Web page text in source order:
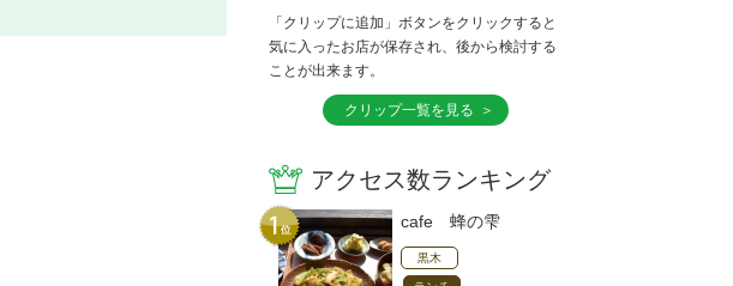
「クリップに追加」ボタンをクリックすると
気に入ったお店が保存され、後から検討する
ことが出来ます。
クリップ一覧を見る
アクセス数ランキング
cafe 蜂の雫
黒木